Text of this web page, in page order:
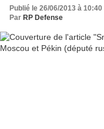
Publié le 26/06/2013 à 10:40
Par RP Defense